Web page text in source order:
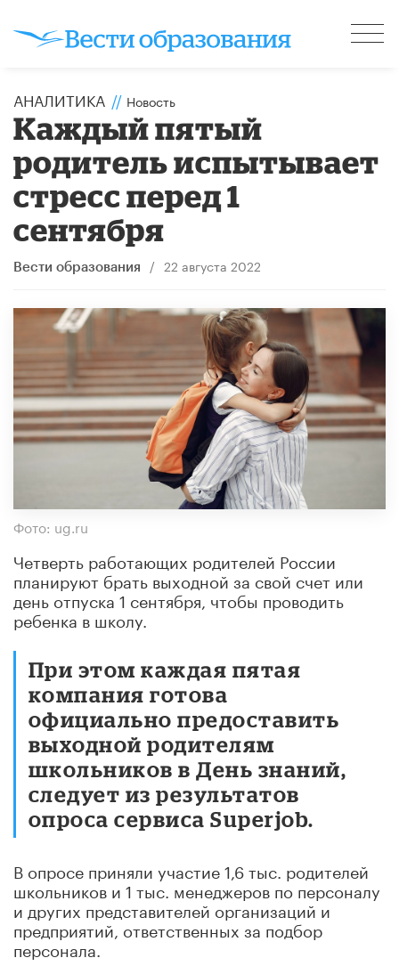
АНАЛИТИКА // Новость
Каждый пятый
родитель испытывает
стресс перед 1
сентября
Вести образования / 22 августа 2022
Фото: ug.ru
Четверть работающих родителей России
планируют брать выходной за свой счет или
день отпуска 1 сентября, чтобы проводить
ребенка в школу.
При этом каждая пятая
компания готова
официально предоставить
выходной родителям
школьников в День знаний,
следует из результатов
опроса сервиса Superjob.
В опросе приняли участие 1,6 тыс. родителей
школьников и 1 тыс. менеджеров по персоналу
и других представителей организаций и
предприятий, ответственных за подбор
персонала.